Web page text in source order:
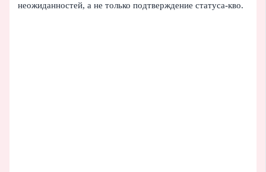
неожиданностей, а не только подтверждение статуса-кво.